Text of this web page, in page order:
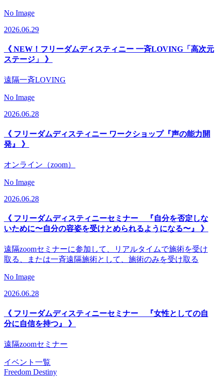
No Image
2026.06.29
《 NEW！フリーダムディスティニー 一斉LOVING「高次元
ステージ」 》
遠隔一斉LOVING
No Image
2026.06.28
《 フリーダムディスティニー ワークショップ『声の能力開
発』 》
オンライン（zoom）
No Image
2026.06.28
《 フリーダムディスティニーセミナー 『自分を否定しな
いために〜自分の容姿を受けとめられるようになる〜』 》
遠隔zoomセミナーに参加して、リアルタイムで施術を受け
取る、または一斉遠隔施術として、施術のみを受け取る
No Image
2026.06.28
《 フリーダムディスティニーセミナー 『女性としての自
分に自信を持つ』 》
遠隔zoomセミナー
イベント一覧
Freedom Destiny